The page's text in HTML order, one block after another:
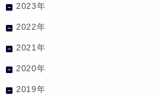
2023年
2022年
2021年
2020年
2019年